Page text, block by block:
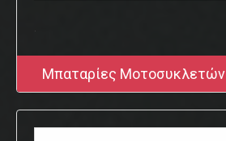
Μπαταρίες Μοτοσυκλετών